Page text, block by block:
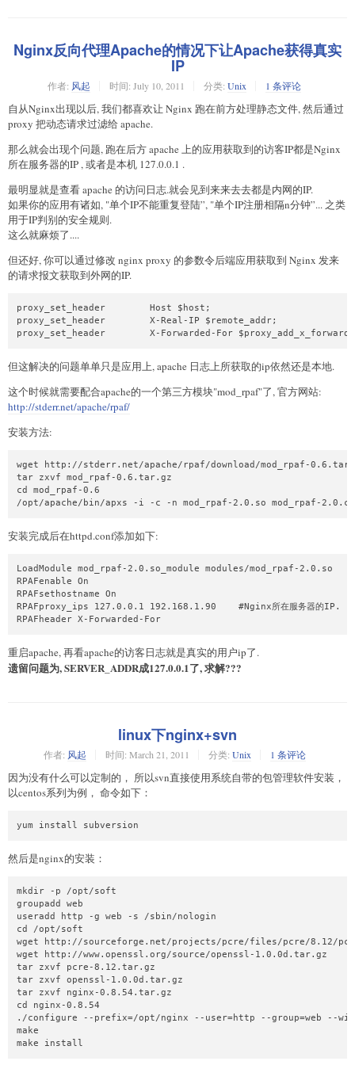
Nginx反向代理Apache的情况下让Apache获得真实
IP
作者: 风起 时间: July 10, 2011 分类: Unix 1 条评论
自从Nginx出现以后, 我们都喜欢让 Nginx 跑在前方处理静态文件, 然后通过
proxy 把动态请求过滤给 apache.
那么就会出现个问题, 跑在后方 apache 上的应用获取到的访客IP都是Nginx
所在服务器的IP , 或者是本机 127.0.0.1 .
最明显就是查看 apache 的访问日志.就会见到来来去去都是内网的IP.
如果你的应用有诸如, "单个IP不能重复登陆”, "单个IP注册相隔n分钟”... 之类
用于IP判别的安全规则.
这么就麻烦了....
但还好, 你可以通过修改 nginx proxy 的参数令后端应用获取到 Nginx 发来
的请求报文获取到外网的IP.
proxy_set_header        Host $host;
proxy_set_header        X-Real-IP $remote_addr;
但这解决的问题单单只是应用上, apache 日志上所获取的ip依然还是本地.
这个时候就需要配合apache的一个第三方模块"mod_rpaf"了, 官方网站:
http://stderr.net/apache/rpaf/
安装方法:
wget http://stderr.net/apache/rpaf/download/mod_rpaf-
tar zxvf mod_rpaf-0.6.tar.gz
cd mod_rpaf-0.6
安装完成后在httpd.conf添加如下:
LoadModule mod_rpaf-2.0.so_module modules/mod_rpaf-2.0.so
RPAFenable On
RPAFsethostname On
RPAFproxy_ips 127.0.0.1 192.168.1.90    #Nginx所在服务器的IP.
重启apache, 再看apache的访客日志就是真实的用户ip了.
遗留问题为, SERVER_ADDR成127.0.0.1了, 求解???
linux下nginx+svn
作者: 风起 时间: March 21, 2011 分类: Unix 1 条评论
因为没有什么可以定制的， 所以svn直接使用系统自带的包管理软件安装，
以centos系列为例， 命令如下：
然后是nginx的安装：
mkdir -p /opt/soft
groupadd web
useradd http -g web -s /sbin/nologin
cd /opt/soft
wget http://sourceforge.net/projects/pcre/files/pcre/8.12/
wget http://www.openssl.org/source/openssl-1.0.0d.tar.gz
tar zxvf pcre-8.12.tar.gz
tar zxvf openssl-1.0.0d.tar.gz
tar zxvf nginx-0.8.54.tar.gz
cd nginx-0.8.54
./configure --prefix=/opt/nginx --user=http --group=web --
make